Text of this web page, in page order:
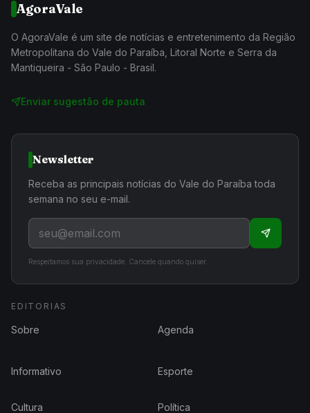
AgoraVale
O AgoraVale é um site de notícias e entretenimento da Região
Metropolitana do Vale do Paraíba, Litoral Norte e Serra da
Mantiqueira - São Paulo - Brasil.
Enviar sugestão de pauta
Newsletter
Receba as principais notícias do Vale do Paraíba toda
semana no seu e-mail.
Respeitamos sua privacidade. Cancele quando quiser.
EDITORIAS
Sobre Agenda
Informativo Esporte
Cultura Política